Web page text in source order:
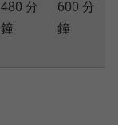
480 分
鐘
600 分
鐘